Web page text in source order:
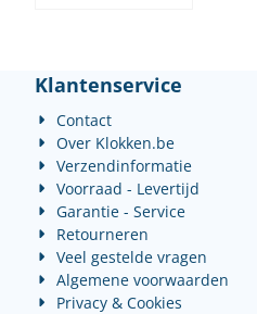
Klantenservice
Contact
Over Klokken.be
Verzendinformatie
Voorraad - Levertijd
Garantie - Service
Retourneren
Veel gestelde vragen
Algemene voorwaarden
Privacy & Cookies